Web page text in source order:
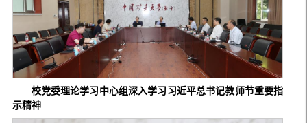
校党委理论学习中心组深入学习习近平总书记教师节重要指
示精神